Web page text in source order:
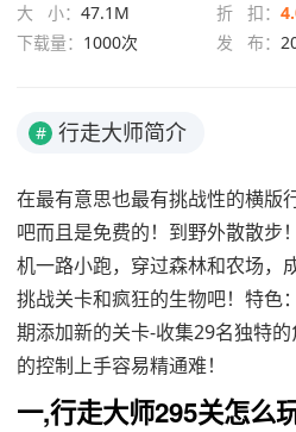
大 小： 47.1M 折 扣：
下载量： 1000次 发 布：
# 行走大师简介
在最有意思也最有挑战性的横版
吧而且是免费的！到野外散散步
机一路小跑，穿过森林和农场，
挑战关卡和疯狂的生物吧！特色
期添加新的关卡-收集29名独特
的控制上手容易精通难！
一,行走大师295关怎么